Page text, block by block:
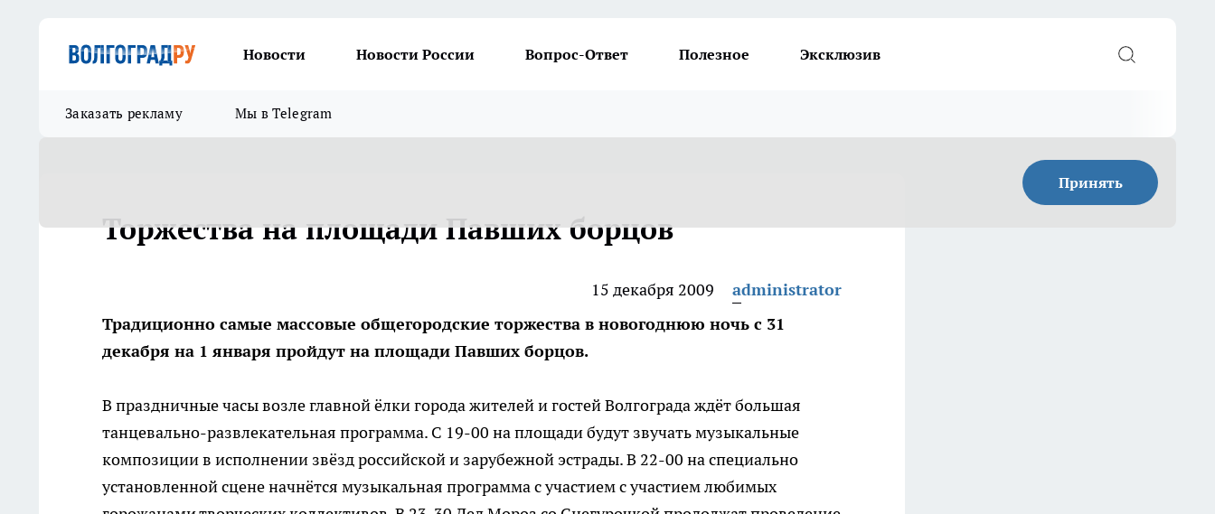
Новости Новости России Вопрос-Ответ Полезное Эксклюзив
Заказать рекламу Мы в Telegram
Принять
Торжества на площади Павших борцов
15 декабря 2009
administrator
Традиционно самые массовые общегородские торжества в новогоднюю ночь с 31
декабря на 1 января пройдут на площади Павших борцов.
В праздничные часы возле главной ёлки города жителей и гостей Волгограда ждёт большая
танцевально-развлекательная программа. С 19-00 на площади будут звучать музыкальные
композиции в исполнении звёзд российской и зарубежной эстрады. В 22-00 на специально
установленной сцене начнётся музыкальная программа с участием с участием любимых